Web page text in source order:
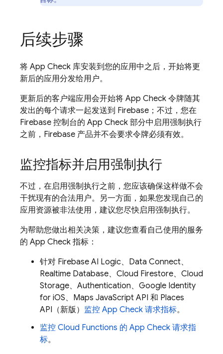
后续步骤
将 App Check 库安装到您的应用中之后，开始将更
新后的应用分发给用户。
更新后的客户端应用会开始将 App Check 令牌随其
发出的每个请求一起发送到 Firebase；不过，您在
Firebase 控制台的 App Check 部分中启用强制执行
之前，Firebase 产品并不会要求令牌必须有效。
监控指标并启用强制执行
不过，在启用强制执行之前，您应该确保这样做不会
干扰现有的合法用户。另一方面，如果您发现自己的
应用资源被非法使用，建议您尽快启用强制执行。
为帮助您做出相关决策，建议您查看自己使用的服务
的 App Check 指标：
针对 Firebase AI Logic、 Data Connect、
Realtime Database、 Cloud Firestore、 Cloud
Storage、 Authentication、Google Identity
for iOS、Maps JavaScript API 和 Places
API（新版） 监控 App Check 请求指标。
监控 Cloud Functions 的 App Check 请求指
标。